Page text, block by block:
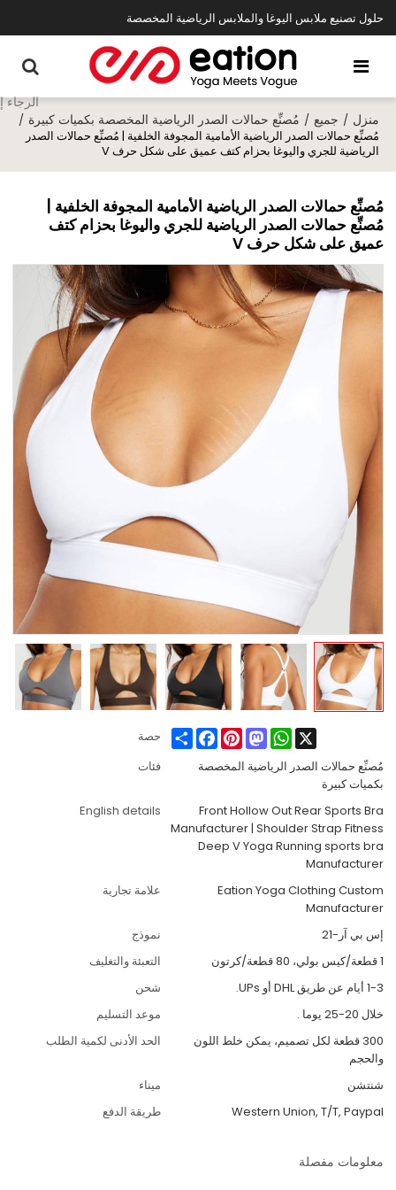
حلول تصنيع ملابس اليوغا والملابس الرياضية المخصصة
منزل / جميع / مُصنِّع حمالات الصدر الرياضية المخصصة بكميات كبيرة /
مُصنِّع حمالات الصدر الرياضية الأمامية المجوفة الخلفية | مُصنِّع حمالات الصدر
الرياضية للجري واليوغا بحزام كتف عميق على شكل حرف V
مُصنِّع حمالات الصدر الرياضية الأمامية المجوفة الخلفية |
مُصنِّع حمالات الصدر الرياضية للجري واليوغا بحزام كتف
عميق على شكل حرف V
حصةShare
FacebookPinterest
Mastodon
WhatsApp
X
فئات
مُصنِّع حمالات الصدر الرياضية المخصصة
بكميات كبيرة
English details
Front Hollow Out Rear Sports Bra
Manufacturer | Shoulder Strap Fitness
Deep V Yoga Running sports bra
Manufacturer
علامة تجارية
Eation Yoga Clothing Custom
Manufacturer
نموذج
إس بي آر-21
التعبئة والتغليف
1 قطعة/كيس بولي، 80 قطعة/كرتون
شحن
1-3 أيام عن طريق DHL أو UPs.
موعد التسليم
خلال 20-25 يوما .
الحد الأدنى لكمية الطلب
300 قطعة لكل تصميم، يمكن خلط اللون
والحجم
ميناء
شنتشن
طريقة الدفع
Western Union, T/T, Paypal
معلومات مفصلة